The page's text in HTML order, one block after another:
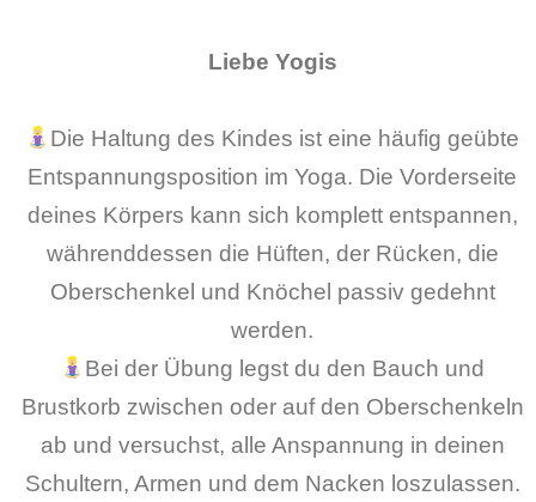
Liebe Yogis
Die Haltung des Kindes ist eine häufig geübte
Entspannungsposition im Yoga. Die Vorderseite
deines Körpers kann sich komplett entspannen,
währenddessen die Hüften, der Rücken, die
Oberschenkel und Knöchel passiv gedehnt
werden.
Bei der Übung legst du den Bauch und
Brustkorb zwischen oder auf den Oberschenkeln
ab und versuchst, alle Anspannung in deinen
Schultern, Armen und dem Nacken loszulassen.